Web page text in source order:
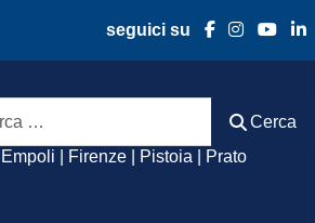
seguici su
Azienda Usl
Empoli | Firenze | Pistoia | Prato
Cerca